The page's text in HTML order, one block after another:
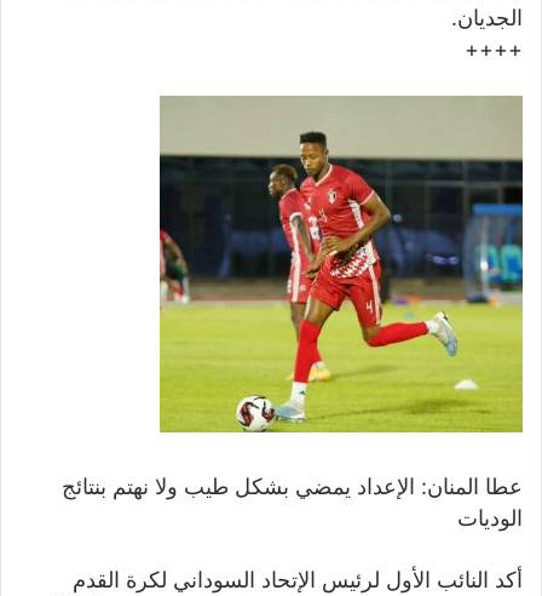
الجديان.
++++
عطا المنان: الإعداد يمضي بشكل طيب ولا نهتم بنتائج
الوديات
أكد النائب الأول لرئيس الإتحاد السوداني لكرة القدم